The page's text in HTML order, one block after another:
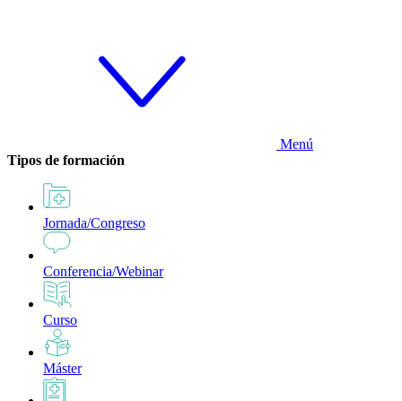
Menú
Tipos de formación
Jornada/Congreso
Conferencia/Webinar
Curso
Máster